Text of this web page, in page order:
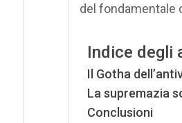
del fondamentale
Indice degli
Il Gotha
La supremazia
Conclusioni